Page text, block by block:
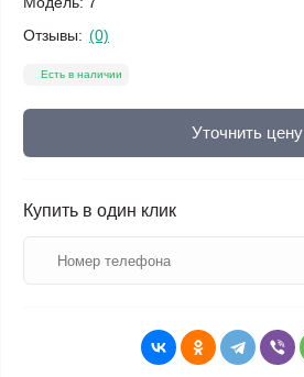
Отзывы: (0)
Есть в наличии
Уточнить цену
Купить в один клик